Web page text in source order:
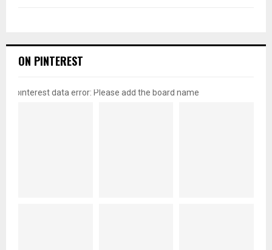
ON PINTEREST
pinterest data error: Please add the board name